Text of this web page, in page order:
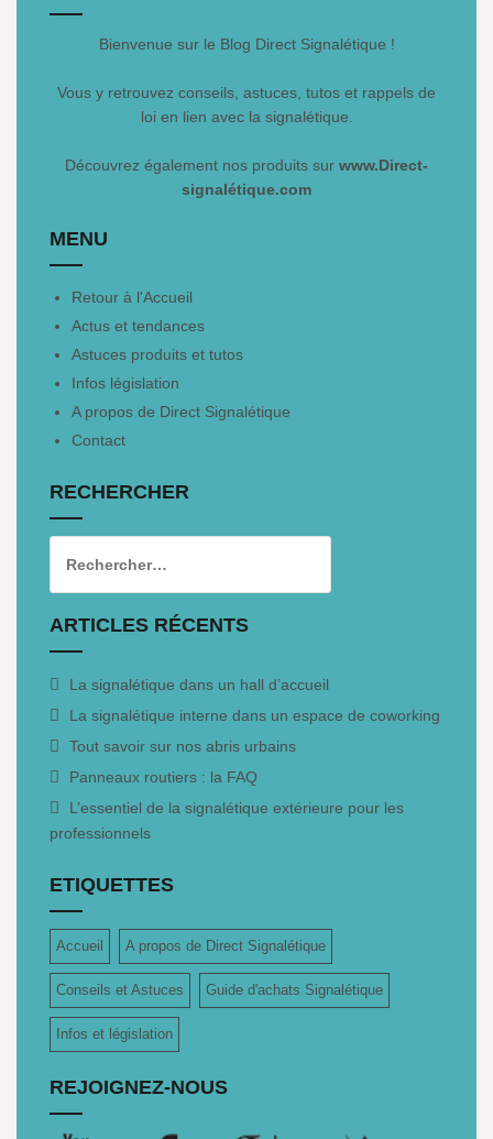
Bienvenue sur le Blog Direct Signalétique !
Vous y retrouvez conseils, astuces, tutos et rappels de
loi en lien avec la signalétique.
Découvrez également nos produits sur www.Direct-
signalétique.com
MENU
Retour à l'Accueil
Actus et tendances
Astuces produits et tutos
Infos législation
A propos de Direct Signalétique
Contact
RECHERCHER
ARTICLES RÉCENTS
La signalétique dans un hall d’accueil
La signalétique interne dans un espace de coworking
Tout savoir sur nos abris urbains
Panneaux routiers : la FAQ
L’essentiel de la signalétique extérieure pour les
professionnels
ETIQUETTES
Accueil A propos de Direct Signalétique
Conseils et Astuces Guide d'achats Signalétique
Infos et législation
REJOIGNEZ-NOUS